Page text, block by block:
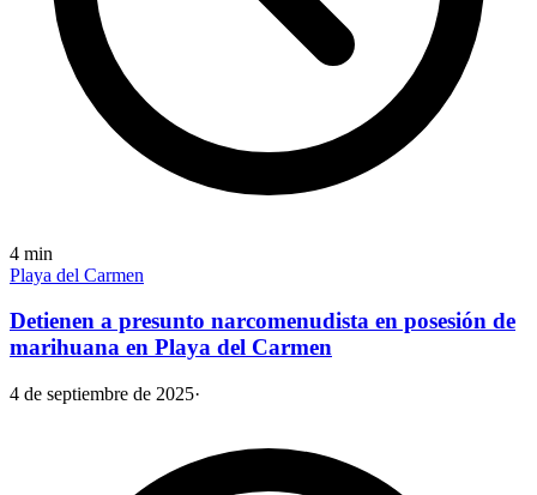
4 min
Playa del Carmen
Detienen a presunto narcomenudista en posesión de
marihuana en Playa del Carmen
4 de septiembre de 2025·